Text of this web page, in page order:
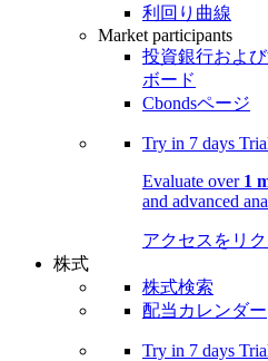
利回り曲線
Market participants
投資銀行およ
ボード
Cbondsページ
Try in 7 days
Evaluate over 1
and advanced
アクセスをリ
株式
株式検索
配当カレンダー
Try in 7 days